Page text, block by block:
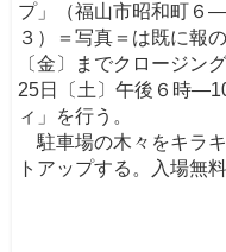
プ」（福山市昭和町６
３）＝写真＝は既に報
〔金〕までクロージン
25日〔土〕午後６時
ィ」を行う。
駐車場の木々をキラ
トアップする。入場無料